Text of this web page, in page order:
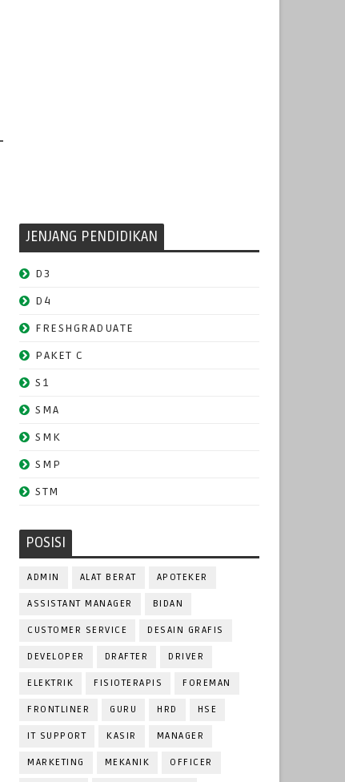
JENJANG PENDIDIKAN
D3
D4
FRESHGRADUATE
PAKET C
S1
SMA
SMK
SMP
STM
POSISI
ADMIN ALAT BERAT APOTEKER
ASSISTANT MANAGER BIDAN
CUSTOMER SERVICE DESAIN GRAFIS
DEVELOPER DRAFTER DRIVER
ELEKTRIK FISIOTERAPIS FOREMAN
FRONTLINER GURU HRD HSE
IT SUPPORT KASIR MANAGER
MARKETING MEKANIK OFFICER